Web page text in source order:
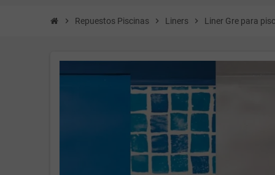
chevron_right Repuestos Piscinas chevron_right Liners chevron_right Liner Gre para